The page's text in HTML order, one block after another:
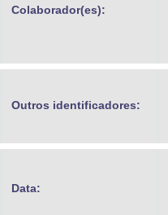
Colaborador(es):
Outros identificadores:
Data: